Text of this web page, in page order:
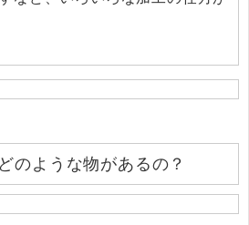
のような物があるの？